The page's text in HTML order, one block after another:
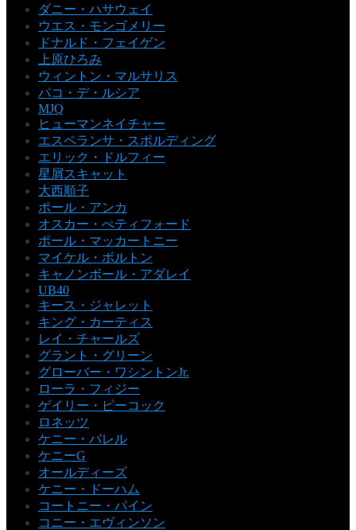
ダニー・ハサウェイ
ウエス・モンゴメリー
ドナルド・フェイゲン
上原ひろみ
ウィントン・マルサリス
パコ・デ・ルシア
MJQ
ヒューマンネイチャー
エスペランサ・スポルディング
エリック・ドルフィー
星屑スキャット
大西順子
ポール・アンカ
オスカー・ぺティフォード
ポール・マッカートニー
マイケル・ボルトン
キャノンボール・アダレイ
UB40
キース・ジャレット
キング・カーティス
レイ・チャールズ
グラント・グリーン
グローバー・ワシントンJr.
ローラ・フィジー
ゲイリー・ピーコック
ロネッツ
ケニー・バレル
ケニーG
オールディーズ
ケニー・ドーハム
コートニー・パイン
コニー・エヴィンソン